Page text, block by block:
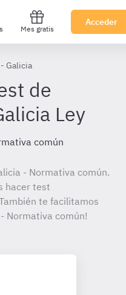
Mes gratis
Acceder
Galicia
de
Ley
común
- Normativa común.
hacer test
te facilitamos
Normativa común!